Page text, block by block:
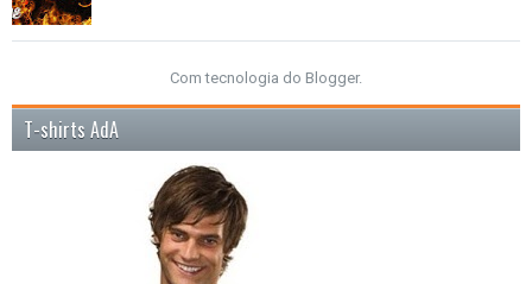
Com tecnologia do Blogger.
T-shirts AdA